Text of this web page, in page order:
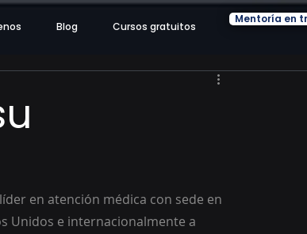
Blog Cursos gratuitos
Mentoría en
en atención médica con sede en
Unidos e internacionalmente a